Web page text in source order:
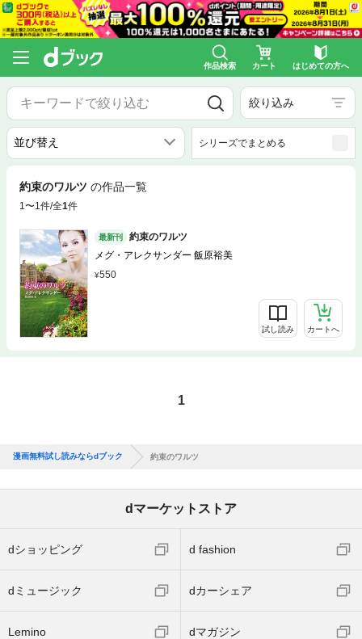
作品検索 カート はじめての方へ
絞り込み
シリーズでまとめる
約束のワルツ の作品一覧
1〜1件/全1件
最新刊
約束のワルツ
メグ・アレクサンダー 飯原裕美
550
試し読み カートへ
1
漫画無料試し読みならdブック 約束のワルツ
dマーケットストア
dショッピング d fashion
dミュージック dカーシェア
Lemino dマガジン